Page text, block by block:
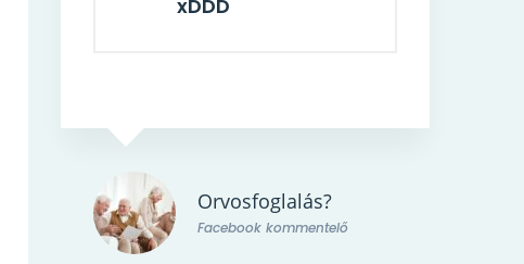
xDDD
Orvosfoglalás?
Facebook kommentelő